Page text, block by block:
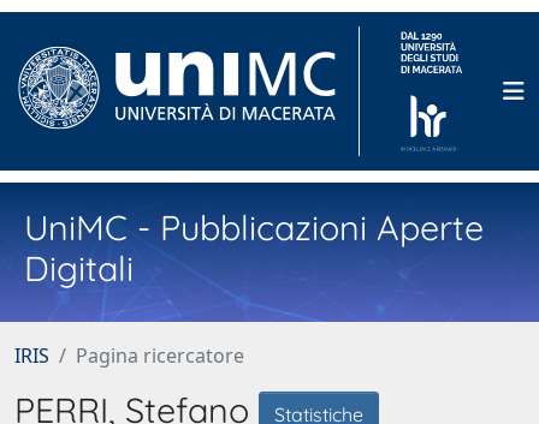
UniMC - Pubblicazioni Aperte
Digitali
IRIS Pagina ricercatore
PERRI, Stefano Statistiche